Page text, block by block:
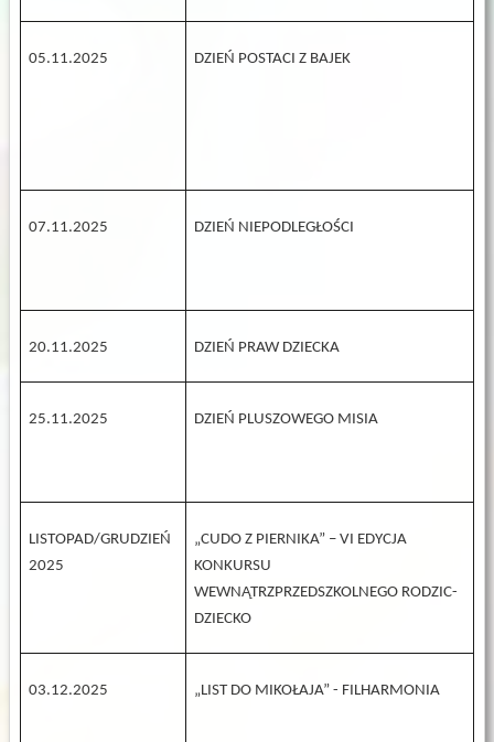
05.11.2025 DZIEŃ POSTACI Z BAJEK
07.11.2025 DZIEŃ NIEPODLEGŁOŚCI
20.11.2025 DZIEŃ PRAW DZIECKA
25.11.2025 DZIEŃ PLUSZOWEGO MISIA
LISTOPAD/GRUDZIEŃ
2025
„CUDO Z PIERNIKA” – VI EDYCJA
KONKURSU
WEWNĄTRZPRZEDSZKOLNEGO RODZIC-
DZIECKO
03.12.2025 „LIST DO MIKOŁAJA” - FILHARMONIA